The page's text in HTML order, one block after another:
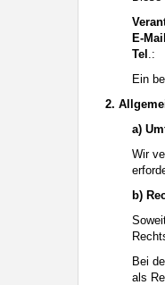
Interesse Ihres
Sprechen Sie mit
Menschen im
Minderjährigen,
eine Person im
Diese Website wird
Auf die Nutzung
Datenschutzerklärung
E-Mail
Tel .:
Ein
2.
a)
Wir
b)
Bei
als